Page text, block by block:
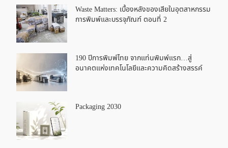
Waste Matters: เบื้องหลังของเสียในอุตสาหกรรม
การพิมพ์และบรรจุภัณฑ์ ตอนที่ 2
190 ปีการพิมพ์ไทย จากแท่นพิมพ์แรก…สู่
อนาคตแห่งเทคโนโลยีและความคิดสร้างสรรค์
Packaging 2030